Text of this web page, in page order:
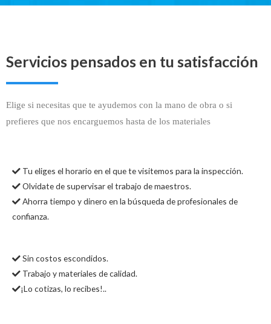
Servicios pensados en tu satisfacción
Elige si necesitas que te ayudemos con la mano de obra o si
prefieres que nos encarguemos hasta de los materiales
Tu eliges el horario en el que te visitemos para la inspección.
Olvidate de supervisar el trabajo de maestros.
Ahorra tiempo y dinero en la búsqueda de profesionales de
confianza.
Sin costos escondidos.
Trabajo y materiales de calidad.
¡Lo cotizas, lo recibes!..